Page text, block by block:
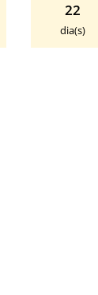
22
dia(s)